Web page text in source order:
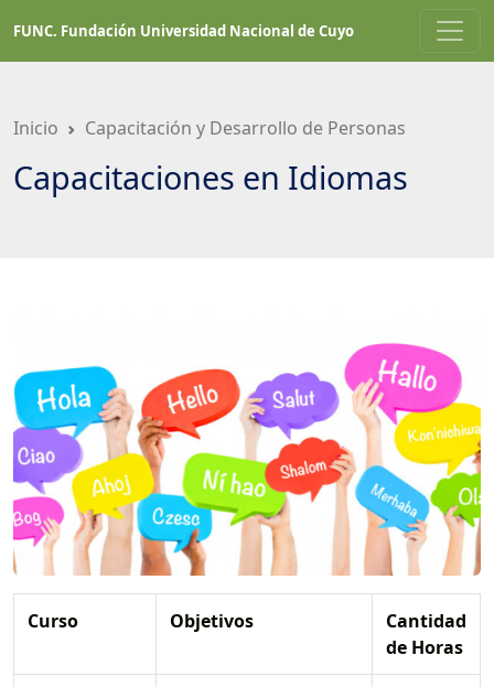
contenido
FUNC. Fundación Universidad Nacional de Cuyo
Inicio Capacitación y Desarrollo de Personas
Capacitaciones en Idiomas
Curso Objetivos
Cantidad
de Horas